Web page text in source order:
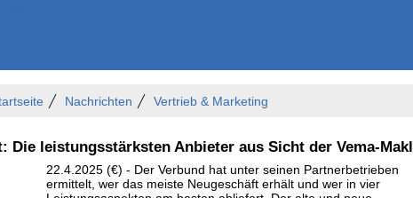
Nachrichten Vertrieb & Marketing
Die leistungsstärksten Anbieter aus Sicht der Vema-
22.4.2025 (€) - Der Verbund hat unter seinen Partnerbetrieben
ermittelt, wer das meiste Neugeschäft erhält und wer in vier